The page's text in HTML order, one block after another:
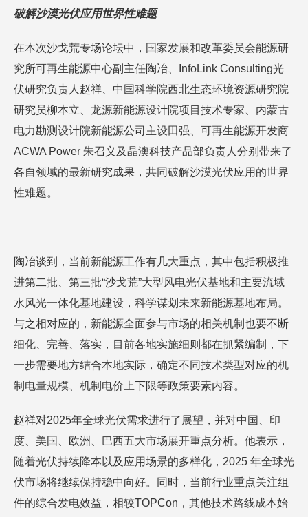
破解沙漠光伏应用世界性难题
在本次沙戈荒专场论坛中，国家发展和改革委员会能源研
究所可再生能源中心副主任陶冶、InfoLink Consulting光
伏研究负责人赵祥、中国科学院西北生态环境资源研究院
研究员柳本立、龙源新能源设计院项目技术专家、内蒙古
电力勘测设计院新能源公司主设田强、可再生能源开发商
ACWA Power 朱召义及晶澳科技产品部负责人分别带来了
各自领域的最新研究成果，共同破解沙漠光伏应用的世界
性难题。
陶冶谈到，当前新能源工作有几大重点，其中包括积极推
进第二批、第三批“沙戈荒”大型风电光伏基地和主要流域
水风光一体化基地建设，科学谋划未来新能源基地布局。
与之相对应的，新能源全面参与市场的相关机制也要不断
细化、完善、落实，目前各地实施细则都在抓紧编制，下
一步需要地方结合本地实际，确定不同技术类型对应的机
制电量规模、机制电价上下限等政策要素内容。
赵祥对2025年全球光伏需求进行了展望，并对中国、印
度、美国、欧洲、巴西五大市场展开重点分析。他表示，
随着光伏持续降本以及应用场景的多样化，2025 年全球光
伏市场将继续保持稳中向好。同时，当前行业重点关注组
件的综合发电效益，相较TOPCon，其他技术路线成本始